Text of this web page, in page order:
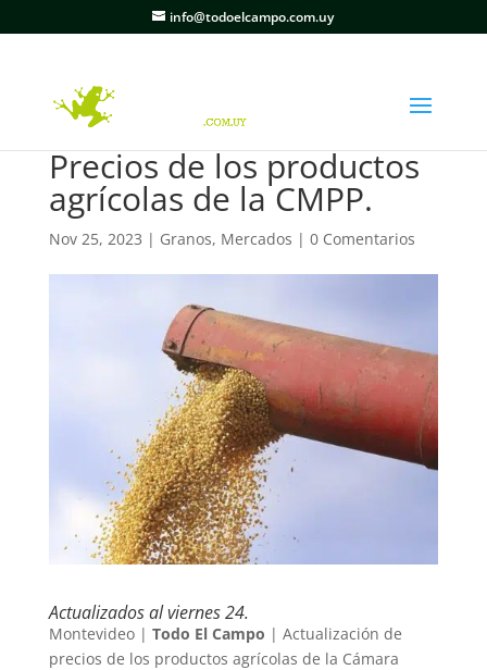
info@todoelcampo.com.uy
Precios de los productos
agrícolas de la CMPP.
Nov 25, 2023 | Granos, Mercados | 0 Comentarios
Actualizados al viernes 24.
Montevideo | Todo El Campo | Actualización de
precios de los productos agrícolas de la Cámara